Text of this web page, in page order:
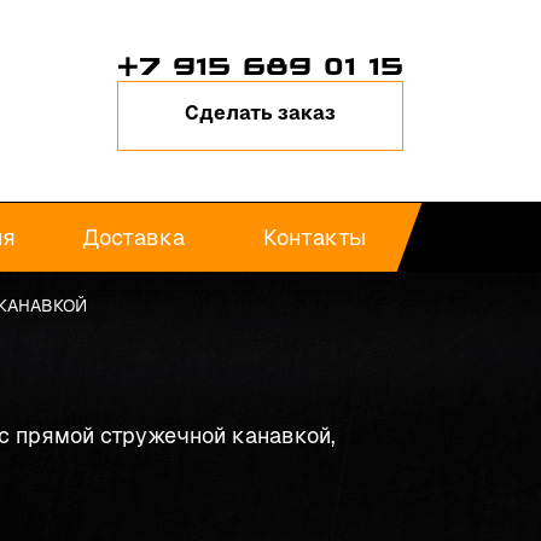
+7 915 689 01 15
Сделать заказ
Доставка Контакты
прямой стружечной канавкой,